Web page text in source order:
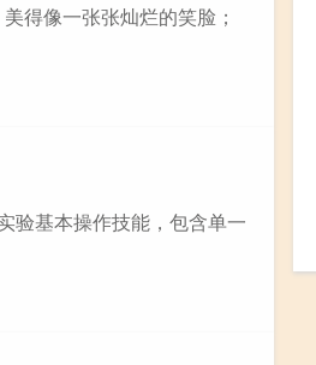
得像一张张灿烂的笑脸；
验基本操作技能，包含单一